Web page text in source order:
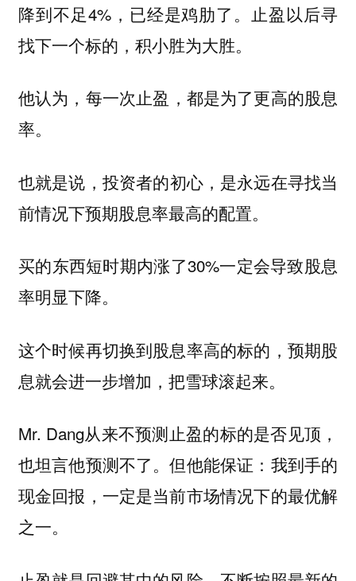
降到不足4%，已经是鸡肋了。止盈以后寻
找下一个标的，积小胜为大胜。
他认为， 每一次止盈，都是为了更高的股息
率。
也就是说， 投资者的初心，是永远在寻找当
前情况下预期股息率最高的配置。
买的东西短时期内涨了30%一定会导致股息
率明显下降。
这个时候再切换到股息率高的标的，预期股
息就会进一步增加，把雪球滚起来。
Mr. Dang从来不预测止盈的标的是否见顶，
也坦言他预测不了。但他能保证：我到手的
现金回报，一定是当前市场情况下的最优解
之一。